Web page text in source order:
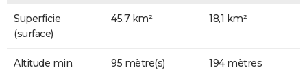
Superficie
(surface)
45,7 km² 18,1 km²
Altitude min. 95 mètre(s) 194 mètres